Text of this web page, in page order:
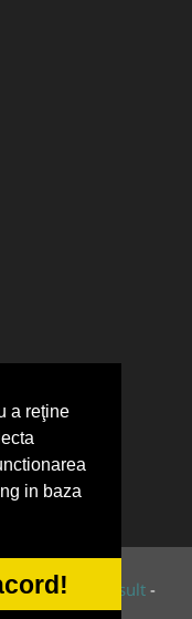
a reţine
in baza
&Tokaido Consult -